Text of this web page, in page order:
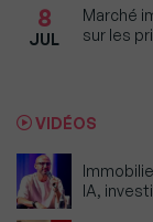
8
JUL
Marché
sur les
VIDÉOS
IA,